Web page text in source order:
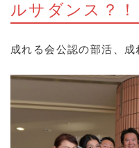
ルサダンス？！
成れる会公認の部活、成